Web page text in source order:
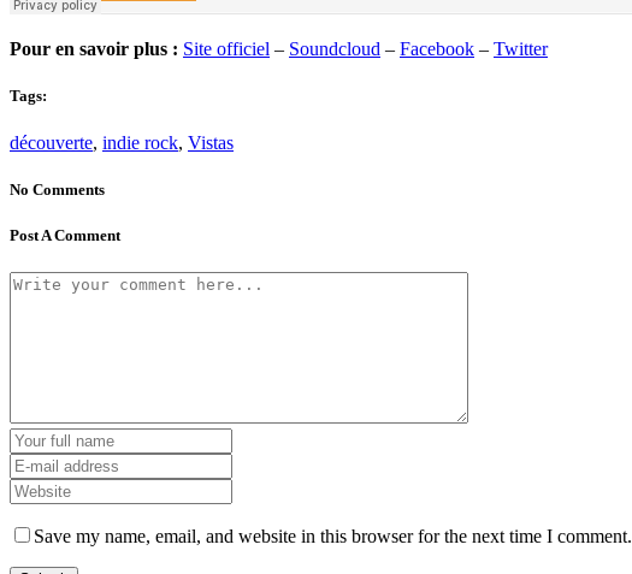
Pour en savoir plus : Site officiel – Soundcloud – Facebook – Twitter
Tags:
découverte, indie rock, Vistas
No Comments
Post A Comment
Save my name, email, and website in this browser for the next time I comment.